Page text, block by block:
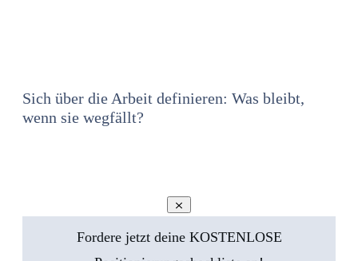
Sich über die Arbeit definieren: Was bleibt,
wenn sie wegfällt?
Fordere jetzt deine KOSTENLOSE